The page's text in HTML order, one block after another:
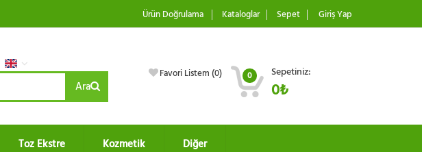
Ürün Doğrulama Kataloglar Sepet Giriş Yap
Ara
Favori Listem (0) 0 Sepetiniz:
0₺
Toz Ekstre Kozmetik Diğer